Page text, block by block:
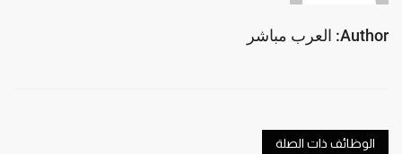
Author: العرب مباشر
الوظائف ذات الصلة